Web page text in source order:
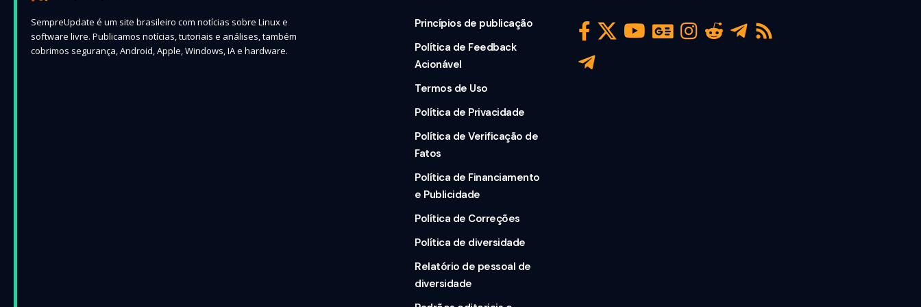
SempreUpdate é um site brasileiro com notícias sobre Linux e
software livre. Publicamos notícias, tutoriais e análises, também
cobrimos segurança, Android, Apple, Windows, IA e hardware.
Princípios de publicação
Política de Feedback
Acionável
Termos de Uso
Política de Privacidade
Política de Verificação de
Fatos
Política de Financiamento
e Publicidade
Política de Correções
Política de diversidade
Relatório de pessoal de
diversidade